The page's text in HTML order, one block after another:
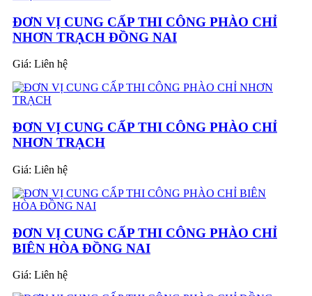
ĐƠN VỊ CUNG CẤP THI CÔNG PHÀO CHỈ
NHƠN TRẠCH ĐỒNG NAI
Giá: Liên hệ
ĐƠN VỊ CUNG CẤP THI CÔNG PHÀO CHỈ
NHƠN TRẠCH
Giá: Liên hệ
ĐƠN VỊ CUNG CẤP THI CÔNG PHÀO CHỈ
BIÊN HÒA ĐỒNG NAI
Giá: Liên hệ